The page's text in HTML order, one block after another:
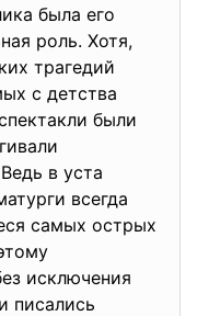
была его
роль. Хотя,
трагедий
с детства
были
в уста
всегда
самых острых
исключения
писались